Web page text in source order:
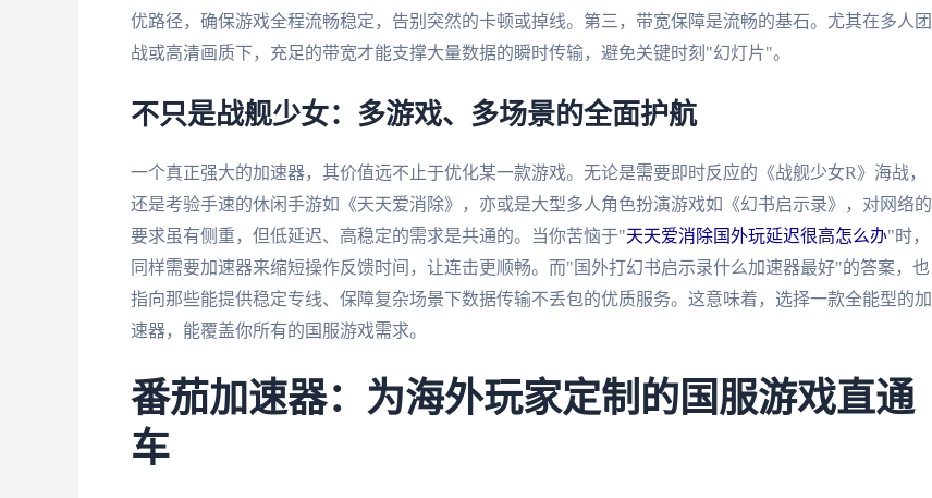
优路径，确保游戏全程流畅稳定，告别突然的卡顿或掉线。第三，带宽保障是流畅的基石。尤其在多人团
战或高清画质下，充足的带宽才能支撑大量数据的瞬时传输，避免关键时刻"幻灯片"。
不只是战舰少女：多游戏、多场景的全面护航
一个真正强大的加速器，其价值远不止于优化某一款游戏。无论是需要即时反应的《战舰少女R》海战，
还是考验手速的休闲手游如《天天爱消除》，亦或是大型多人角色扮演游戏如《幻书启示录》，对网络的
要求虽有侧重，但低延迟、高稳定的需求是共通的。当你苦恼于"天天爱消除国外玩延迟很高怎么办"时，
同样需要加速器来缩短操作反馈时间，让连击更顺畅。而"国外打幻书启示录什么加速器最好"的答案，也
指向那些能提供稳定专线、保障复杂场景下数据传输不丢包的优质服务。这意味着，选择一款全能型的加
速器，能覆盖你所有的国服游戏需求。
番茄加速器：为海外玩家定制的国服游戏直通
车